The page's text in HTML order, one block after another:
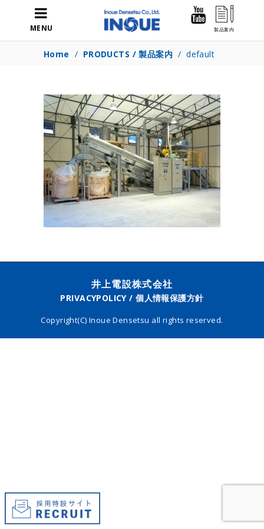
MENU
Home / PRODUCTS / 製品案内 /default
井上電設株式会社
PRIVACYPOLICY / 個人情報保護方針
Copyright(C) Inoue Densetsu all rights reserved.